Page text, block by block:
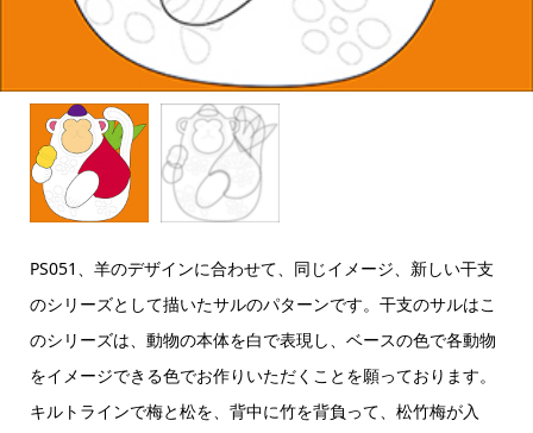
PS051、羊のデザインに合わせて、同じイメージ、新しい干支
のシリーズとして描いたサルのパターンです。干支のサルはこ
のシリーズは、動物の本体を白で表現し、ベースの色で各動物
をイメージできる色でお作りいただくことを願っております。
キルトラインで梅と松を、背中に竹を背負って、松竹梅が入